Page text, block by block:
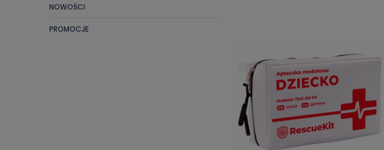
NOWOŚCI
PROMOCJE